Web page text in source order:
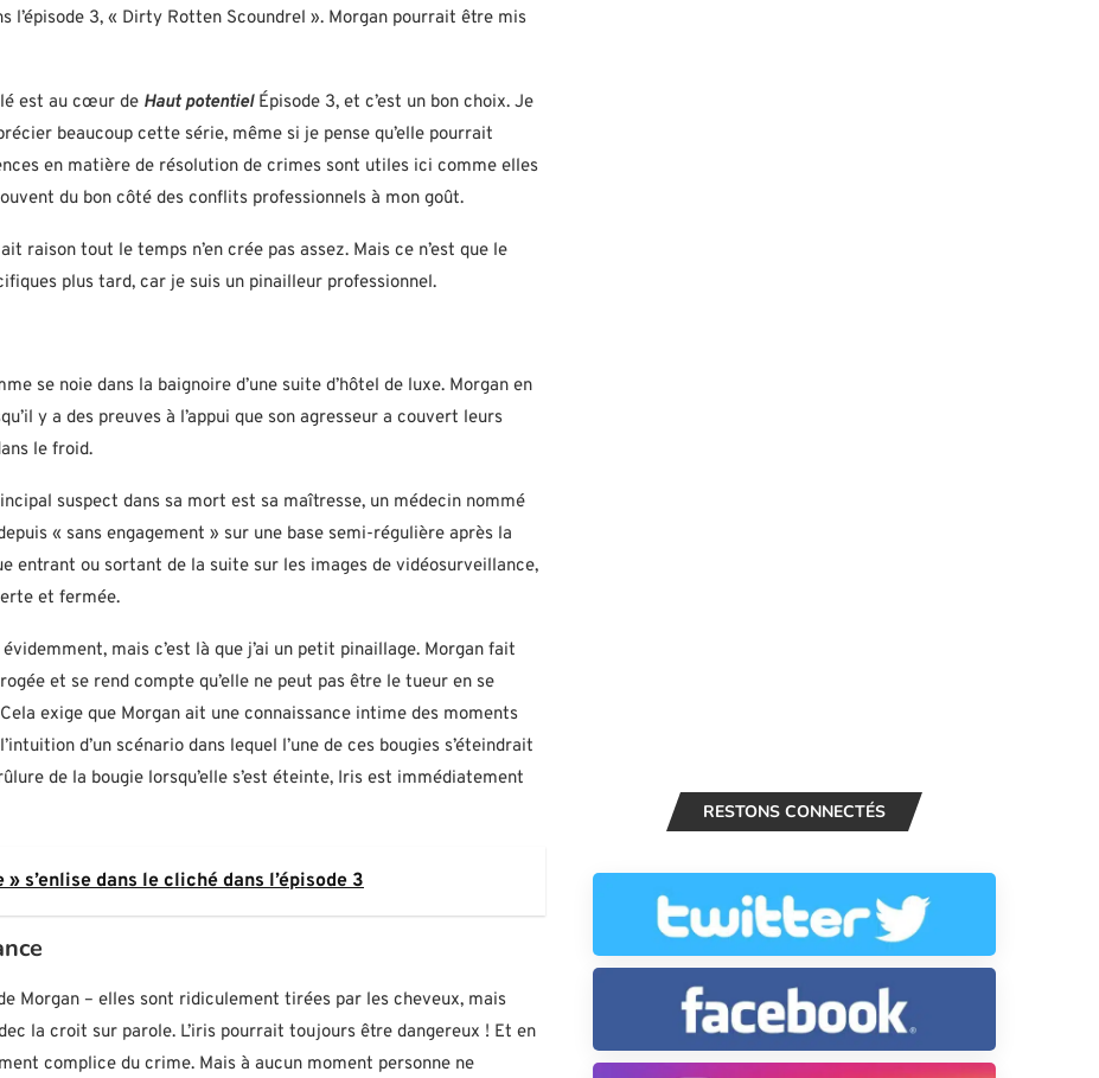
l’épisode 3, « Dirty Rotten Scoundrel ». Morgan pourrait être mis
est au cœur de Haut potentielÉpisode 3, et c’est un bon choix. Je
beaucoup cette série, même si je pense qu’elle pourrait
en matière de résolution de crimes sont utiles ici comme elles
du bon côté des conflits professionnels à mon goût.
raison tout le temps n’en crée pas assez. Mais ce n’est que le
plus tard, car je suis un pinailleur professionnel.
se noie dans la baignoire d’une suite d’hôtel de luxe. Morgan en
y a des preuves à l’appui que son agresseur a couvert leurs
le froid.
suspect dans sa mort est sa maîtresse, un médecin nommé
« sans engagement » sur une base semi-régulière après la
entrant ou sortant de la suite sur les images de vidéosurveillance,
et fermée.
mais c’est là que j’ai un petit pinaillage. Morgan fait
et se rend compte qu’elle ne peut pas être le tueur en se
exige que Morgan ait une connaissance intime des moments
d’un scénario dans lequel l’une de ces bougies s’éteindrait
de la bougie lorsqu’elle s’est éteinte, Iris est immédiatement
s’enlise dans le cliché dans l’épisode 3
Morgan – elles sont ridiculement tirées par les cheveux, mais
la croit sur parole. L’iris pourrait toujours être dangereux ! Et en
complice du crime. Mais à aucun moment personne ne
RESTONS CONNECTÉS